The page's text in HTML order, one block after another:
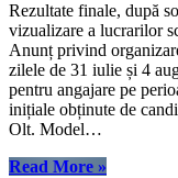
Rezultate finale, după
vizualizare a lucrarilor
Anunț privind
zilele de 31 iulie și 4
pentru angajare pe
inițiale obținute de
Olt. Model…
Read More“Concursul
»